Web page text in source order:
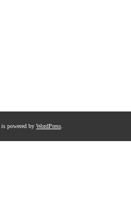
is powered by WordPress